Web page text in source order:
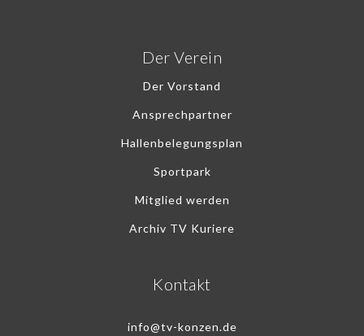
Der Verein
Der Vorstand
Ansprechpartner
Hallenbelegungsplan
Sportpark
Mitglied werden
Archiv TV Kuriere
Kontakt
info@tv-konzen.de